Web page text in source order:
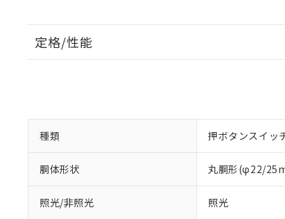
定格/性能
種類 押ボタンスイッ
胴体形状 丸胴形(φ22/
照光/非照光 照光